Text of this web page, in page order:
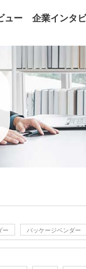
ュー 企業インタ
ー パッケージベンダー